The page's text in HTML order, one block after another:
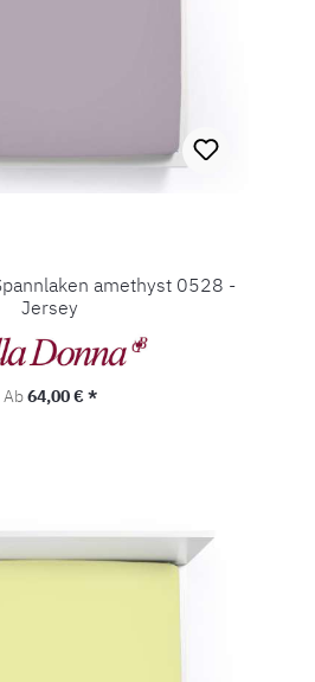
amethyst 0528 -
Jersey
Regulärer Preis:
Ab64,00 € *